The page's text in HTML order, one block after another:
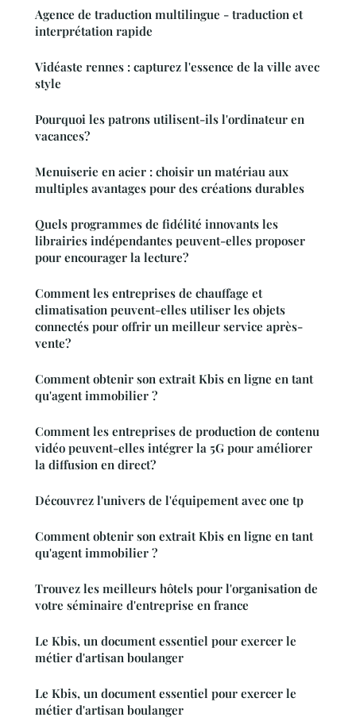
Agence de traduction multilingue - traduction et
interprétation rapide
Vidéaste rennes : capturez l'essence de la ville avec
style
Pourquoi les patrons utilisent-ils l'ordinateur en
vacances?
Menuiserie en acier : choisir un matériau aux
multiples avantages pour des créations durables
Quels programmes de fidélité innovants les
librairies indépendantes peuvent-elles proposer
pour encourager la lecture?
Comment les entreprises de chauffage et
climatisation peuvent-elles utiliser les objets
connectés pour offrir un meilleur service après-
vente?
Comment obtenir son extrait Kbis en ligne en tant
qu'agent immobilier ?
Comment les entreprises de production de contenu
vidéo peuvent-elles intégrer la 5G pour améliorer
la diffusion en direct?
Découvrez l'univers de l'équipement avec one tp
Comment obtenir son extrait Kbis en ligne en tant
qu'agent immobilier ?
Trouvez les meilleurs hôtels pour l'organisation de
votre séminaire d'entreprise en france
Le Kbis, un document essentiel pour exercer le
métier d'artisan boulanger
Le Kbis, un document essentiel pour exercer le
métier d'artisan boulanger